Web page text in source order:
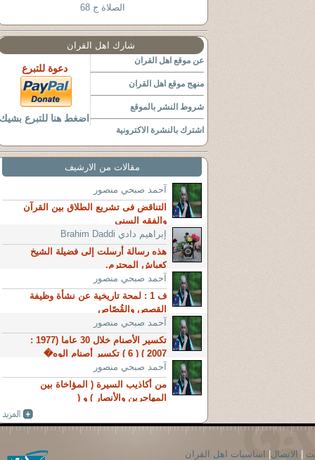
الصلاة ج 68
شارك اهل القران
عن موقع اهل القران
منهج موقع اهل القران
شروط النشر بالموقع
اشترك بالنشرة الاكترونية
دعوة للتبرع
اضغط هنا للتبرع بشيك
مقالات من الارشيف
آحمد صبحي منصور
التناقض فى تشريع الطلاق بين القرآن
والفقه السني
إبراهيم دادي Brahim Daddi
هذه رسالة أرسلت إلى فضيلة الشيخ
كعباش المحترم.
آحمد صبحي منصور
ف 1 : لمحة تاريخية عن نشأة وظيفة
القصص والقُصّاص
آحمد صبحي منصور
تكسير الأصنام خلال 30 عاما (1977 :
2007 ) ( 6 ) تكسير أصنام الوه�
آحمد صبحي منصور
من أكاذيب السيرة ( المؤاخاة بين
المهاجرين والأنصار ) و (
الاتصال اساسيات اهل القران